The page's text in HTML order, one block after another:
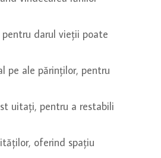
darul vieții poate
pe ale părinților, pentru
uitați, pentru a restabili
oferind spațiu